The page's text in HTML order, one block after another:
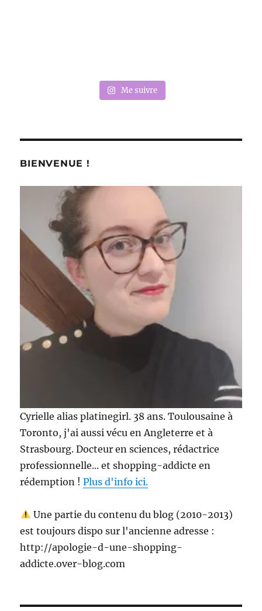
Me suivre
BIENVENUE !
Cyrielle alias platinegirl. 38 ans. Toulousaine à
Toronto, j'ai aussi vécu en Angleterre et à
Strasbourg. Docteur en sciences, rédactrice
professionnelle... et shopping-addicte en
rédemption !Plus d'info ici.
Une partie du contenu du blog (2010-2013)
est toujours dispo sur l'ancienne adresse :
http://apologie-d-une-shopping-
addicte.over-blog.com